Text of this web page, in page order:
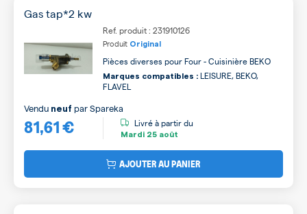
Gas tap*2 kw
Ref. produit : 231910126
Produit Original
Pièces diverses pour Four - Cuisinière BEKO
Marques compatibles : LEISURE, BEKO,
FLAVEL
81,61 €
Vendu neuf parSpareka
Livré à partir du
Mardi 25 août
AJOUTER AU PANIER